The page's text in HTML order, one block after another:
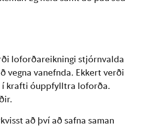
loforðareikningi stjórnvalda
vegna vanefnda. Ekkert verði
í krafti óuppfylltra loforða.
að því að safna saman